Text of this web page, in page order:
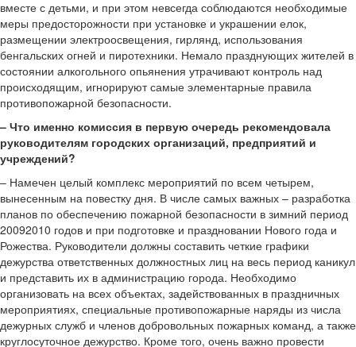
вместе с детьми, и при этом невсегда соблюдаются необходимые
меры предосторожности при установке и украшении елок,
размещении электроосвещения, гирлянд, использования
бенгальских огней и пиротехники. Немало празднующих жителей в
состоянии алкогольного опьянения утрачивают контроль над
происходящим, игнорируют самые элементарные правила
противопожарной безопасности.
– Что именно комиссия в первую очередь рекомендовала
руководителям городских организаций, предприятий и
учреждений?
– Намечен целый комплекс мероприятий по всем четырем,
вынесенным на повестку дня. В числе самых важных – разработка
планов по обеспечению пожарной безопасности в зимний период
20092010 годов и при подготовке и праздновании Нового года и
Рожества. Руководители должны составить четкие графики
дежурства ответственных должностных лиц на весь период каникул
и представить их в администрацию города. Необходимо
организовать на всех объектах, задействованных в праздничных
мероприятиях, специальные противопожарные наряды из числа
дежурных служб и членов добровольных пожарных команд, а также
круглосуточное дежурство. Кроме того, очень важно провести